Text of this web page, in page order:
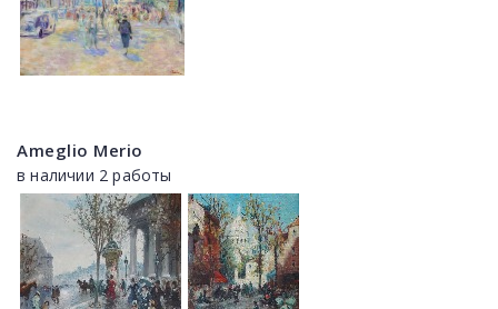
Ameglio Merio
в наличии 2 работы